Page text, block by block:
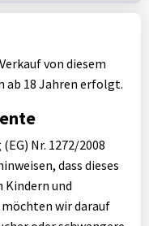
von diesem
ab 18 Jahren erfolgt.
Nr. 1272/2008
dass dieses
Kindern und
wir darauf